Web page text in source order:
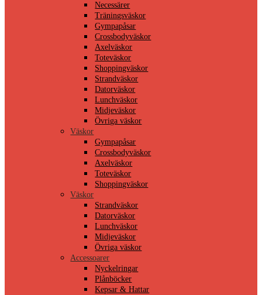
Necessärer
Träningsväskor
Gympapåsar
Crossbodyväskor
Axelväskor
Toteväskor
Shoppingväskor
Strandväskor
Datorväskor
Lunchväskor
Midjeväskor
Övriga väskor
Väskor
Gympapåsar
Crossbodyväskor
Axelväskor
Toteväskor
Shoppingväskor
Väskor
Strandväskor
Datorväskor
Lunchväskor
Midjeväskor
Övriga väskor
Accessoarer
Nyckelringar
Plånböcker
Kepsar & Hattar